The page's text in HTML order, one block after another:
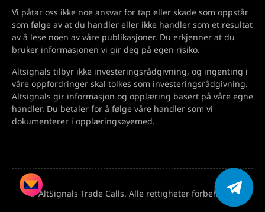
Vi påtar oss ikke noe ansvar for tap eller skade som oppstår
som følge av at du handler eller ikke handler som et resultat
av å lese noen av våre publikasjoner. Du erkjenner at du
bruker informasjonen vi gir deg på egen risiko.
Altsignals tilbyr ikke investeringsrådgivning, og ingenting i
våre oppfordringer skal tolkes som investeringsrådgivning.
Altsignals gir informasjon og opplæring basert på våre egne
handler. Du betaler for å følge våre handler som vi
dokumenterer i opplæringsøyemed.
© AltSignals Trade Calls. Alle rettigheter forbeholdt.